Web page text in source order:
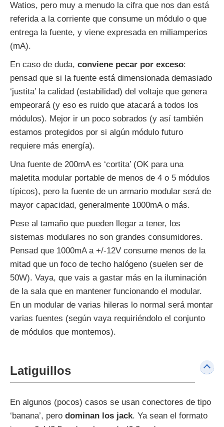
Watios, pero muy a menudo la cifra que nos dan está
referida a la corriente que consume un módulo o que
entrega la fuente, y viene expresada en miliamperios
(mA).
En caso de duda, conviene pecar por exceso:
pensad que si la fuente está dimensionada demasiado
‘justita’ la calidad (estabilidad) del voltaje que genera
empeorará (y eso es ruido que atacará a todos los
módulos). Mejor ir un poco sobrados (y así también
estamos protegidos por si algún módulo futuro
requiere más energía).
Una fuente de 200mA es ‘cortita’ (OK para una
maletita modular portable de menos de 4 o 5 módulos
típicos), pero la fuente de un armario modular será de
mayor capacidad, generalmente 1000mA o más.
Pese al tamaño que pueden llegar a tener, los
sistemas modulares no son grandes consumidores.
Pensad que 1000mA a +/-12V consume menos de la
mitad que un foco de techo halógeno (suelen ser de
50W). Vaya, que vais a gastar más en la iluminación
de la sala que en mantener funcionando el modular.
En un modular de varias hileras lo normal será montar
varias fuentes (según vaya requiriéndolo el conjunto
de módulos que montemos).
Latiguillos
En algunos (pocos) casos se usan conectores de tipo
‘banana’, pero dominan los jack. Ya sean el formato